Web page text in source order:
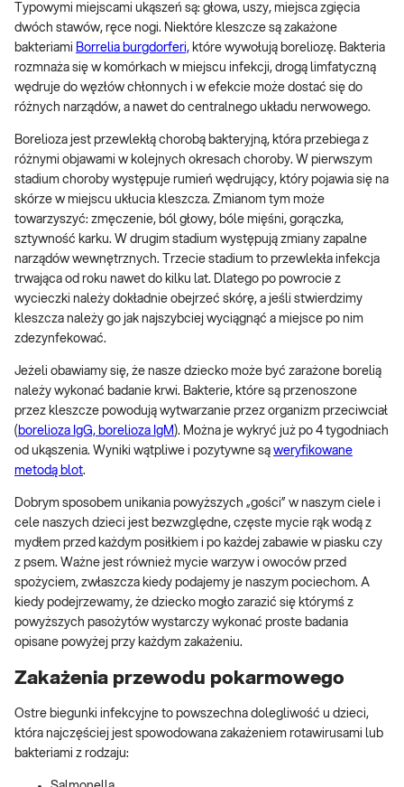
Typowymi miejscami ukąszeń są: głowa, uszy, miejsca zgięcia
dwóch stawów, ręce nogi. Niektóre kleszcze są zakażone
bakteriami Borrelia burgdorferi, które wywołują boreliozę. Bakteria
rozmnaża się w komórkach w miejscu infekcji, drogą limfatyczną
wędruje do węzłów chłonnych i w efekcie może dostać się do
różnych narządów, a nawet do centralnego układu nerwowego.
Borelioza jest przewlekłą chorobą bakteryjną, która przebiega z
różnymi objawami w kolejnych okresach choroby. W pierwszym
stadium choroby występuje rumień wędrujący, który pojawia się na
skórze w miejscu ukłucia kleszcza. Zmianom tym może
towarzyszyć: zmęczenie, ból głowy, bóle mięśni, gorączka,
sztywność karku. W drugim stadium występują zmiany zapalne
narządów wewnętrznych. Trzecie stadium to przewlekła infekcja
trwająca od roku nawet do kilku lat. Dlatego po powrocie z
wycieczki należy dokładnie obejrzeć skórę, a jeśli stwierdzimy
kleszcza należy go jak najszybciej wyciągnąć a miejsce po nim
zdezynfekować.
Jeżeli obawiamy się, że nasze dziecko może być zarażone borelią
należy wykonać badanie krwi. Bakterie, które są przenoszone
przez kleszcze powodują wytwarzanie przez organizm przeciwciał
( borelioza IgG, borelioza IgM ). Można je wykryć już po 4 tygodniach
od ukąszenia. Wyniki wątpliwe i pozytywne są weryfikowane
metodą blot.
Dobrym sposobem unikania powyższych „gości” w naszym ciele i
cele naszych dzieci jest bezwzględne, częste mycie rąk wodą z
mydłem przed każdym posiłkiem i po każdej zabawie w piasku czy
z psem. Ważne jest również mycie warzyw i owoców przed
spożyciem, zwłaszcza kiedy podajemy je naszym pociechom. A
kiedy podejrzewamy, że dziecko mogło zarazić się którymś z
powyższych pasożytów wystarczy wykonać proste badania
opisane powyżej przy każdym zakażeniu.
Zakażenia przewodu pokarmowego
Ostre biegunki infekcyjne to powszechna dolegliwość u dzieci,
która najczęściej jest spowodowana zakażeniem rotawirusami lub
bakteriami z rodzaju: